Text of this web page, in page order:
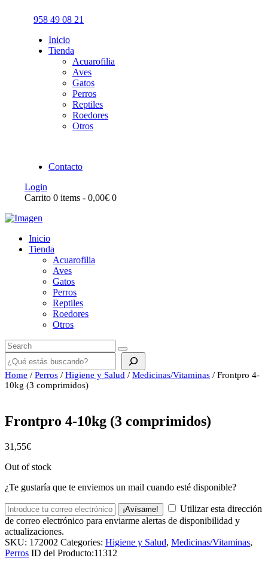
958 49 08 21
Inicio
Tienda
Acuarofilia
Aves
Gatos
Perros
Reptiles
Roedores
Otros
Contacto
Login
Carrito 0 items - 0,00€ 0
Inicio
Tienda
Acuarofilia
Aves
Gatos
Perros
Reptiles
Roedores
Otros
Buscar
Home / Perros / Higiene y Salud / Medicinas/Vitaminas / Frontpro 4-
10kg (3 comprimidos)
Frontpro 4-10kg (3 comprimidos)
31,55€
Out of stock
¿Te gustaría que te enviemos un mail cuando esté disponible?
¡Avísame!
Utilizar esta dirección
de correo electrónico para enviarme alertas de disponibilidad y
actualizaciones.
SKU: 172002 Categories: Higiene y Salud, Medicinas/Vitaminas,
Perros ID del Producto:11312